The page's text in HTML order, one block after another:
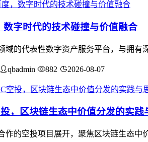
字时代的技术碰撞与价值融合
域的代表性数字资产服务平台，与拥
qbadmin 882 2026-08-07
，区块链生态中价值分发的实践
作的空投项目展开，聚焦区块链生态